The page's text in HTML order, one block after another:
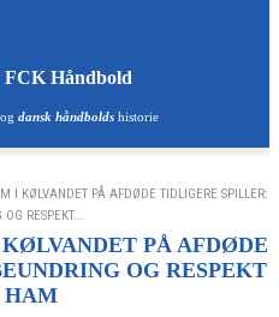
FCK Håndbold
dansk håndboldshistorie
I KØLVANDET PÅ AFDØDE TIDLIGERE SPILLER:
OG RESPEKT...
PÅ AFDØDE
OG RESPEKT